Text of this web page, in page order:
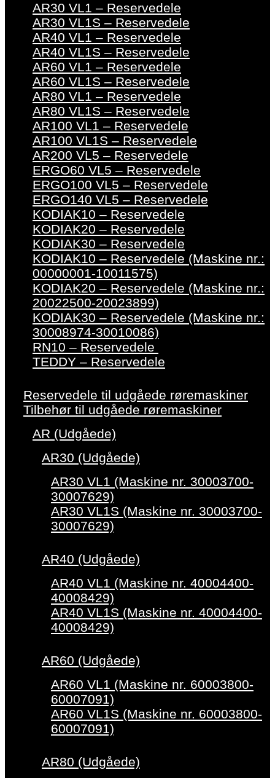
AR30 VL1 – Reservedele
AR30 VL1S – Reservedele
AR40 VL1 – Reservedele
AR40 VL1S – Reservedele
AR60 VL1 – Reservedele
AR60 VL1S – Reservedele
AR80 VL1 – Reservedele
AR80 VL1S – Reservedele
AR100 VL1 – Reservedele
AR100 VL1S – Reservedele
AR200 VL5 – Reservedele
ERGO60 VL5 – Reservedele
ERGO100 VL5 – Reservedele
ERGO140 VL5 – Reservedele
KODIAK10 – Reservedele
KODIAK20 – Reservedele
KODIAK30 – Reservedele
KODIAK10 – Reservedele (Maskine nr.:
00000001-10011575)
KODIAK20 – Reservedele (Maskine nr.:
20022500-20023899)
KODIAK30 – Reservedele (Maskine nr.:
30008974-30010086)
RN10 – Reservedele
TEDDY – Reservedele
Reservedele til udgåede røremaskiner
Tilbehør til udgåede røremaskiner
AR (Udgåede)
AR30 (Udgåede)
AR30 VL1 (Maskine nr. 30003700-
30007629)
AR30 VL1S (Maskine nr. 30003700-
30007629)
AR40 (Udgåede)
AR40 VL1 (Maskine nr. 40004400-
40008429)
AR40 VL1S (Maskine nr. 40004400-
40008429)
AR60 (Udgåede)
AR60 VL1 (Maskine nr. 60003800-
60007091)
AR60 VL1S (Maskine nr. 60003800-
60007091)
AR80 (Udgåede)